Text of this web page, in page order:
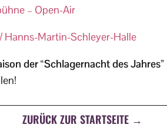
– Open-Air
Hanns-Martin-Schleyer-Halle
der “Schlagernacht des
ZURÜCK ZUR STARTSEITE →